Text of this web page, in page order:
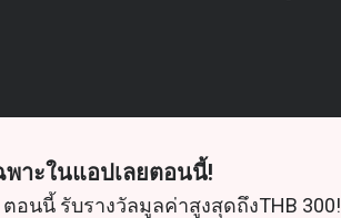
พาะในแอปเลยตอนนี้!
อนนี้ รับรางวัลมูลค่าสูงสุดถึงTHB 300!